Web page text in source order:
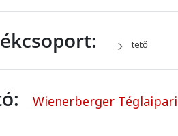
tető
Wienerberger